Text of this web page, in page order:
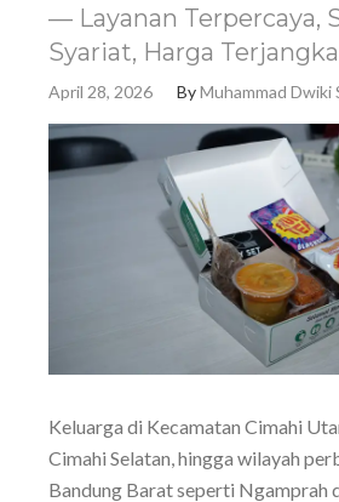
— Layanan Terpercaya,
Syariat, Harga
April 28, 2026 ByMuhammad Dwiki
Keluarga di Kecamatan Cimahi
Cimahi Selatan, hingga wilayah
Bandung Barat seperti Ngamprah